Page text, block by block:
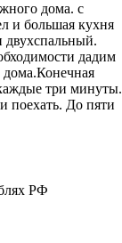
дома. с
и большая кухня
двухспальный.
дадим
дома.Конечная
три минуты.
поехать. До пяти
РФ